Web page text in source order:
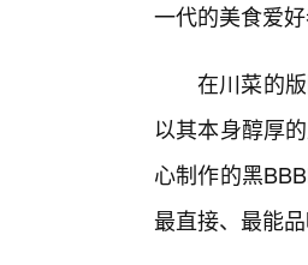
一代的美食爱好
在川菜的
以其本身醇厚
心制作的黑
最直接、最能